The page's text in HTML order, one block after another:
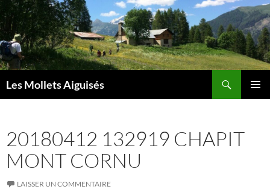
Aller
au
contenu
Les Mollets Aiguisés
20180412 132919 CHAPIT
MONT CORNU
LAISSER UN COMMENTAIRE